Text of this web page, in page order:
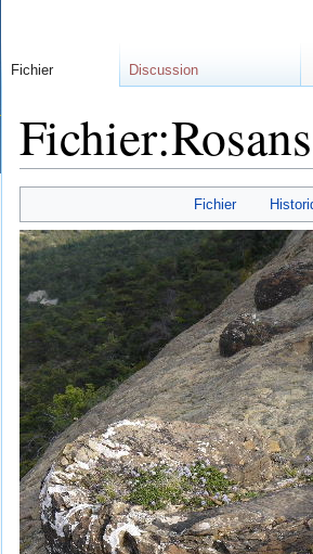
Fichier
Fichier Discussion